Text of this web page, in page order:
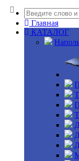
Главная
КАТАЛОГ